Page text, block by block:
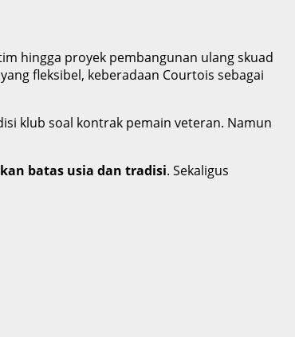
hingga proyek pembangunan ulang skuad
fleksibel, keberadaan Courtois sebagai
klub soal kontrak pemain veteran. Namun
batas usia dan tradisi. Sekaligus